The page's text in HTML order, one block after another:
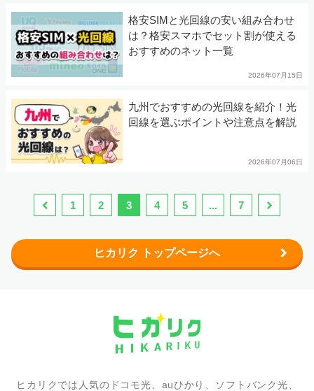
格安SIMと光回線の安い組み合わせ
は？格安スマホでセット割が使える
おすすめのネット一覧
2026年07月15日
九州でおすすめの光回線を紹介！光
回線を選ぶポイントや注意点を解説
2026年07月06日
1 2 3 4 5 ... 7
ヒカリク トップページへ
ヒカリクでは人気のドコモ光、auひかり、ソフトバンク光、